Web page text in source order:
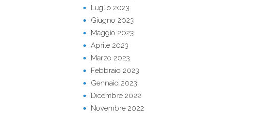
Luglio 2023
Giugno 2023
Maggio 2023
Aprile 2023
Marzo 2023
Febbraio 2023
Gennaio 2023
Dicembre 2022
Novembre 2022